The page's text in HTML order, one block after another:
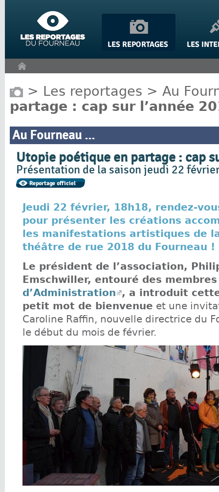
> Les reportages > Au
partage : cap sur l’année
Au Fourneau ...
Utopie poétique en partage : cap
Présentation de la saison jeudi 22
Jeudi 22 février, 18h18, rendez-
pour présenter les créations
les manifestations artistiques de
théâtre de rue 2018 du Fourneau !
Le président de l’association,
Emschwiller, entouré des
d’Administration
, a introduit
petit mot de bienvenue et une
Caroline Raffin, nouvelle directrice du
le début du mois de février.